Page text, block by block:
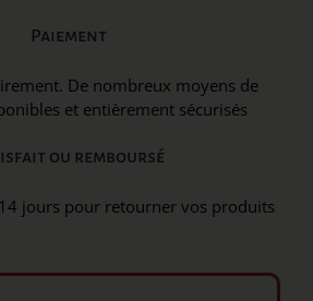
Paiement
De nombreux moyens de
et entièrement sécurisés
ou remboursé
jours pour retourner vos produits